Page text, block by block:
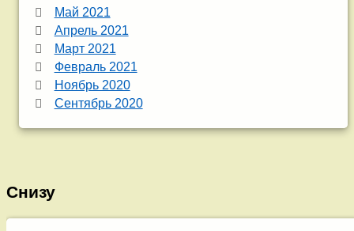
Май 2021
Апрель 2021
Март 2021
Февраль 2021
Ноябрь 2020
Сентябрь 2020
Снизу